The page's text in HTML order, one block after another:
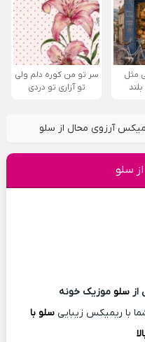
مثل
سر تو من کوره دلم ولی
تو آزاری تو دردی
آرزوی محال از سلو
سلو
از سلو موزیک خونه
با ریمیکس زیباییسلو با